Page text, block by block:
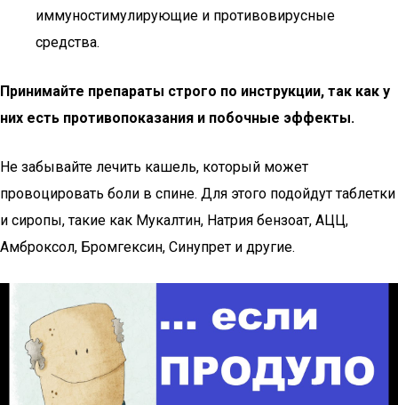
иммуностимулирующие и противовирусные
средства.
Принимайте препараты строго по инструкции, так как у
них есть противопоказания и побочные эффекты.
Не забывайте лечить кашель, который может
провоцировать боли в спине. Для этого подойдут таблетки
и сиропы, такие как Мукалтин, Натрия бензоат, АЦЦ,
Амброксол, Бромгексин, Синупрет и другие.